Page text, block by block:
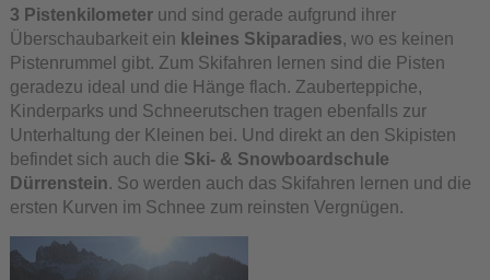
3 Pistenkilometerund sind gerade aufgrund ihrer
Überschaubarkeit ein kleines Skiparadies, wo es keinen
Pistenrummel gibt. Zum Skifahren lernen sind die Pisten
geradezu ideal und die Hänge flach. Zauberteppiche,
Kinderparks und Schneerutschen tragen ebenfalls zur
Unterhaltung der Kleinen bei. Und direkt an den Skipisten
befindet sich auch die Ski- & Snowboardschule
Dürrenstein. So werden auch das Skifahren lernen und die
ersten Kurven im Schnee zum reinsten Vergnügen.